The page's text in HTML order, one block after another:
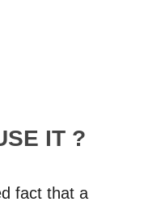
IT ?
fact that a